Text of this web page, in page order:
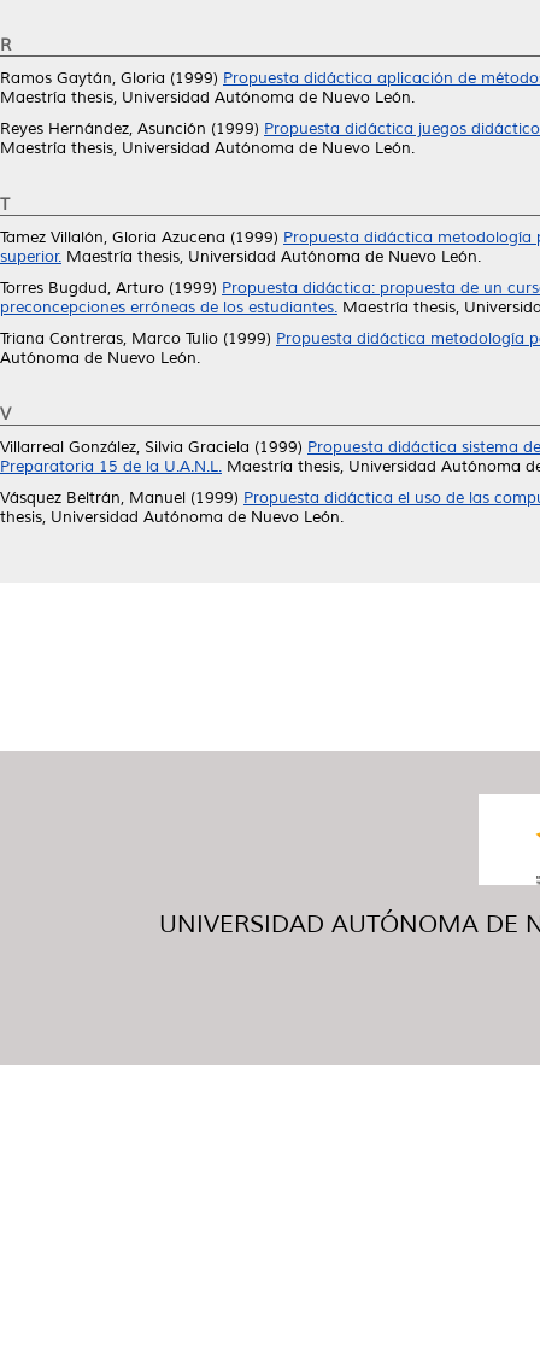
R
Ramos Gaytán, Gloria (1999) Propuesta didáctica aplicación de
Maestría thesis, Universidad Autónoma de Nuevo León.
Reyes Hernández, Asunción (1999) Propuesta didáctica juegos
Maestría thesis, Universidad Autónoma de Nuevo León.
T
Tamez Villalón, Gloria Azucena (1999) Propuesta didáctica metodología
superior. Maestría thesis, Universidad Autónoma de Nuevo León.
Torres Bugdud, Arturo (1999) Propuesta didáctica: propuesta de un
preconcepciones erróneas de los estudiantes. Maestría thesis,
Triana Contreras, Marco Tulio (1999) Propuesta didáctica metodología
Autónoma de Nuevo León.
V
Villarreal González, Silvia Graciela (1999) Propuesta didáctica sistema
Preparatoria 15 de la U.A.N.L. Maestría thesis, Universidad Autónoma
Vásquez Beltrán, Manuel (1999) Propuesta didáctica el uso de las
thesis, Universidad Autónoma de Nuevo León.
UNIVERSIDAD AUTÓNOMA DE